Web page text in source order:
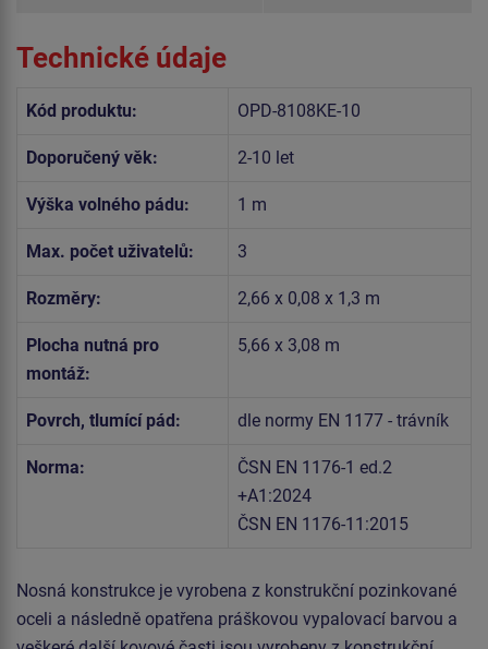
Technické údaje
Kód produktu: OPD-8108KE-10
Doporučený věk: 2-10 let
Výška volného pádu: 1 m
Max. počet uživatelů: 3
Rozměry: 2,66 x 0,08 x 1,3 m
Plocha nutná pro
montáž:
5,66 x 3,08 m
Povrch, tlumící pád: dle normy EN 1177 - trávník
Norma:
ČSN EN 1176-1 ed.2
+A1:2024
ČSN EN 1176-11:2015
Nosná konstrukce je vyrobena z konstrukční pozinkované
oceli a následně opatřena práškovou vypalovací barvou a